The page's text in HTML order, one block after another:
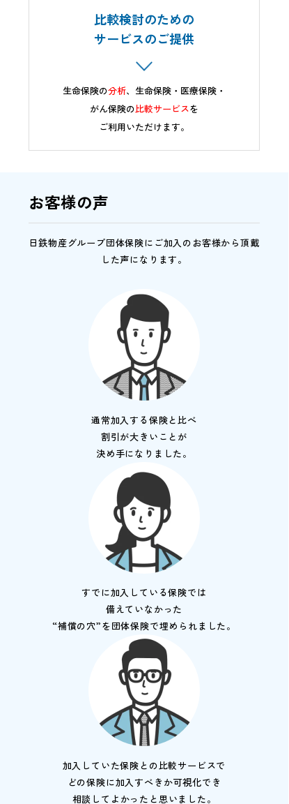
比較検討のための
サービスのご提供
生命保険の分析、生命保険・医療保険・
がん保険の比較サービスを
ご利用いただけます。
お客様の声
日鉄物産グループ団体保険にご加入のお客様から頂戴
した声になります。
通常加入する保険と比べ
割引が大きいことが
決め手になりました。
すでに加入している保険では
備えていなかった
“補償の穴”を団体保険で埋められました。
加入していた保険との比較サービスで
どの保険に加入すべきか可視化でき
相談してよかったと思いました。